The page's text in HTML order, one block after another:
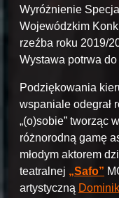
Wyróżnienie
Wojewódzkim
rzeźba roku 2019/
Wystawa potrwa
Podziękowania
wspaniale odegrał
„(o)sobie” tworząc
różnorodną gamę
młodym aktorem
teatralnej „Safo”
artystyczną